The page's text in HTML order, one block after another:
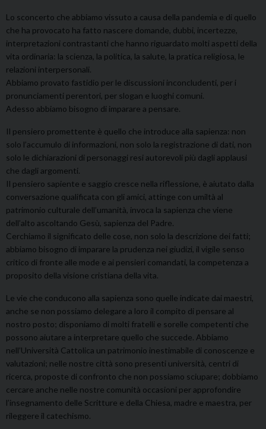
Lo sconcerto che abbiamo vissuto a causa della pandemia e di quello
che ha provocato ha fatto nascere domande, dubbi, incertezze,
interpretazioni contrastanti che hanno riguardato molti aspetti della
vita ordinaria: la scienza, la politica, la salute, la pratica religiosa, le
relazioni interpersonali.
Abbiamo provato fastidio per le discussioni inconcludenti, per i
pronunciamenti perentori, per slogan e luoghi comuni.
Adesso abbiamo bisogno di imparare a pensare.
Il pensiero promettente è quello che introduce alla sapienza: non
solo l’accumulo di informazioni, non solo la registrazione di dati, non
solo le dichiarazioni di personaggi resi autorevoli più dagli applausi
che dagli argomenti.
Il pensiero sapiente e saggio cresce nella riflessione, è aiutato dalla
conversazione qualificata con gli amici, attinge con umiltà al
patrimonio culturale dell’umanità, invoca la sapienza che viene
dell’alto ascoltando Gesù, sapienza del Padre.
Cerchiamo il significato delle cose, non solo la descrizione dei fatti;
abbiamo bisogno di imparare la prudenza nei giudizi, il vigile senso
critico di fronte alle mode e ai pensieri comandati, la competenza a
proposito della visione cristiana della vita.
Le vie che conducono alla sapienza sono quelle indicate dai maestri,
anche se non possiamo delegare a loro il compito di pensare al
nostro posto; disponiamo di molti fratelli e sorelle competenti che
possono aiutare a interpretare quello che succede. Abbiamo
nell’Università Cattolica un patrimonio inestimabile di conoscenze e
valutazioni; nelle nostre città sono presenti università, centri di
ricerca, proposte di confronto che non possiamo sciupare; dobbiamo
cercare anche nelle nostre comunità occasioni per approfondire
l’insegnamento delle Scritture e della Chiesa, madre e maestra, per
rileggere il catechismo.